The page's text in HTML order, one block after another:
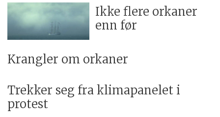
Ikke flere orkaner
enn før
Krangler om orkaner
Trekker seg fra klimapanelet i
protest